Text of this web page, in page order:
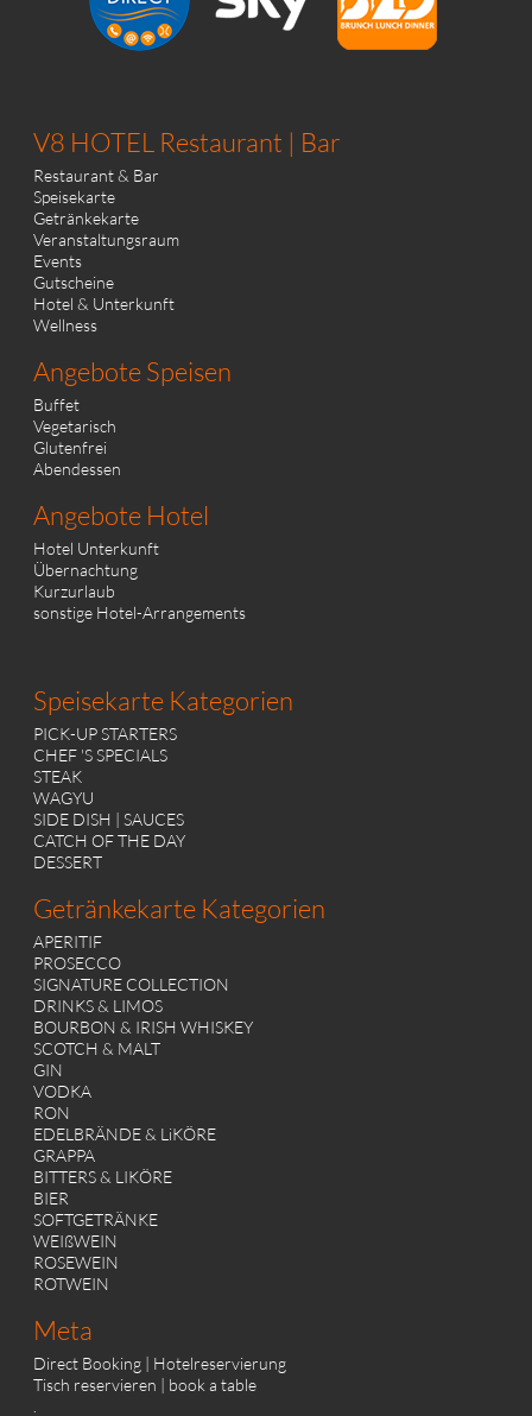
V8 HOTEL Restaurant | Bar
Restaurant & Bar
Speisekarte
Getränkekarte
Veranstaltungsraum
Events
Gutscheine
Hotel & Unterkunft
Wellness
Angebote Speisen
Buffet
Vegetarisch
Glutenfrei
Abendessen
Angebote Hotel
Hotel Unterkunft
Übernachtung
Kurzurlaub
sonstige Hotel-Arrangements
Speisekarte Kategorien
PICK-UP STARTERS
CHEF 'S SPECIALS
STEAK
WAGYU
SIDE DISH | SAUCES
CATCH OF THE DAY
DESSERT
Getränkekarte Kategorien
APERITIF
PROSECCO
SIGNATURE COLLECTION
DRINKS & LIMOS
BOURBON & IRISH WHISKEY
SCOTCH & MALT
GIN
VODKA
RON
EDELBRÄNDE & LiKÖRE
GRAPPA
BITTERS & LIKÖRE
BIER
SOFTGETRÄNKE
WEIßWEIN
ROSEWEIN
ROTWEIN
Meta
Direct Booking | Hotelreservierung
Tisch reservieren | book a table